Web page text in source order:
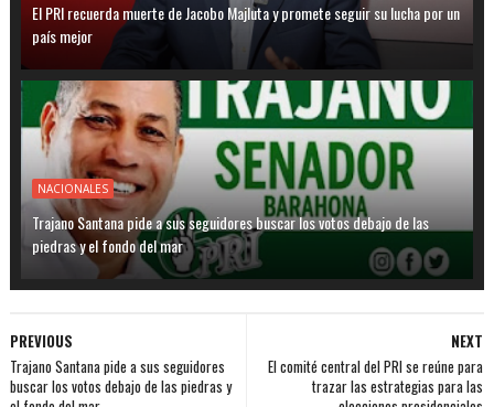
El PRI recuerda muerte de Jacobo Majluta y promete seguir su lucha por un
país mejor
NACIONALES
Trajano Santana pide a sus seguidores buscar los votos debajo de las
piedras y el fondo del mar
NEXT
El comité central del PRI se reúne para
trazar las estrategias para las
PREVIOUS
Trajano Santana pide a sus seguidores
buscar los votos debajo de las piedras y